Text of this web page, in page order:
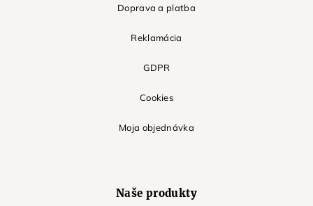
Doprava a platba
Reklamácia
GDPR
Cookies
Moja objednávka
Naše produkty